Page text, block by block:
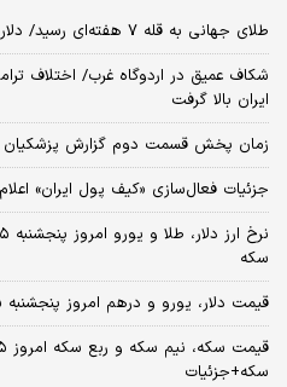
طلای جهانی به قله ۷ هفته‌ای رسید/ دلار عقب نشست، فلز زرد صعود کرد
شکاف عمیق در اردوگاه غرب/ اختلاف
ایران بالا گرفت
زمان پخش قسمت دوم گزارش پزشکیان
جزئیات فعال‌سازی «کیف پول ایران»
سکه
قیمت دلار، یورو و درهم امروز پنجشنبه ۱۵ مرداد ۱۴۰۵ |کاهش قیمت دلار
سکه+جزئیات